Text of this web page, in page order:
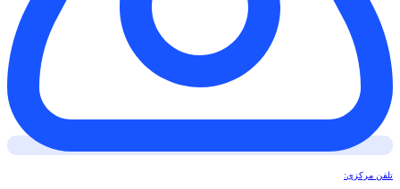
تلفن مرکزی: